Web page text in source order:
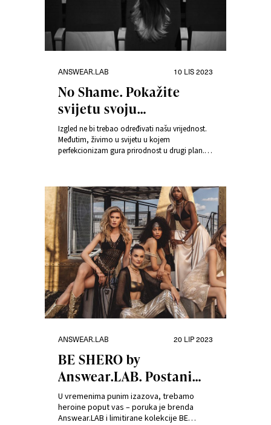
ANSWEAR.LAB
dana
10 LIS 2023
No Shame. Pokažite
svijetu svoju
jedinstvenu ljepotu
Izgled ne bi trebao određivati našu vrijednost.
Međutim, živimo u svijetu u kojem
perfekcionizam gura prirodnost u drugi plan.
Answear.LAB nas, limitiranom kolekcijom No
Shame, uvjerava da je tijelo svake žene lijepo i
da zaslužuje poštovanje.
ANSWEAR.LAB
dana
20 LIP 2023
BE SHERO by
Answear.LAB. Postani
heroina vlastite priče.
U vremenima punim izazova, trebamo
heroine poput vas – poruka je brenda
Answear.LAB i limitirane kolekcije BE